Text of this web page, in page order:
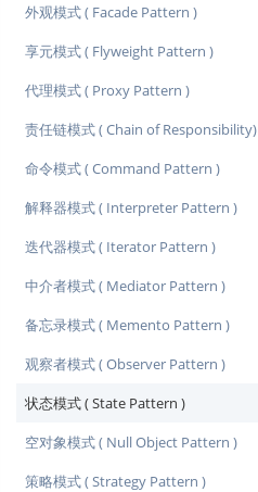
外观模式 ( Facade Pattern )
享元模式 ( Flyweight Pattern )
代理模式 ( Proxy Pattern )
责任链模式 ( Chain of Responsibility)
命令模式 ( Command Pattern )
解释器模式 ( Interpreter Pattern )
迭代器模式 ( Iterator Pattern )
中介者模式 ( Mediator Pattern )
备忘录模式 ( Memento Pattern )
观察者模式 ( Observer Pattern )
状态模式 ( State Pattern )
空对象模式 ( Null Object Pattern )
策略模式 ( Strategy Pattern )